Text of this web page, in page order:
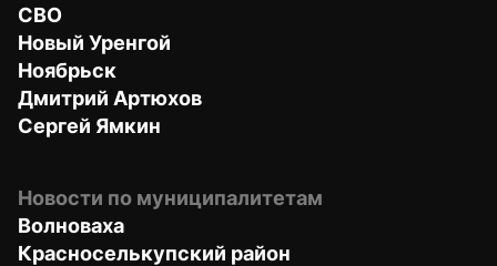
СВО
Новый Уренгой
Ноябрьск
Дмитрий Артюхов
Сергей Ямкин
Новости по муниципалитетам
Волноваха
Красноселькупский район